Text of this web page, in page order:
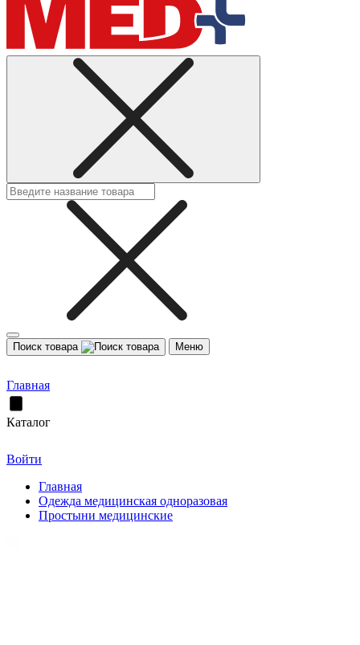
Поиск товара Меню
Главная
Каталог
Войти
Главная
Одежда медицинская одноразовая
Простыни медицинские